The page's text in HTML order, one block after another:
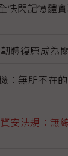
快閃記憶體
體復原成為
：無所不在
安法規：無